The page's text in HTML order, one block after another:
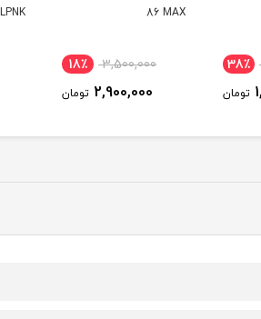
18٪
تومان
MDHLPNK
2,100,000 29٪
1,500,000 تومان
2